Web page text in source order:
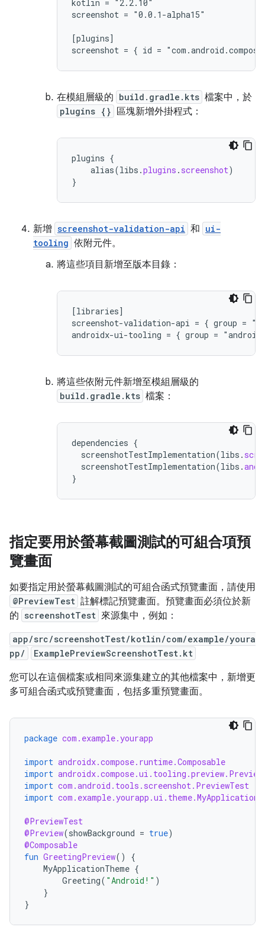
kotlin = "2.2.10"
screenshot = "0.0.1-alpha15"
[plugins]
在模組層級的 build.gradle.kts 檔案中，於
plugins {} 區塊新增外掛程式：
plugins {
alias(libs .plugins . screenshot)
}
新增 screenshot-validation-api 和 ui-
tooling 依附元件。
將這些項目新增至版本目錄：
[libraries]
screenshot-validation-api = { group =
將這些依附元件新增至模組層級的
build.gradle.kts 檔案：
dependencies {
screenshotTestImplementation(libs .
screenshotTestImplementation(libs .
}
指定要用於螢幕截圖測試的可組合項預
覽畫面
如要指定用於螢幕截圖測試的可組合函式預覽畫面，請使用
@PreviewTest 註解標記預覽畫面。預覽畫面必須位於新
的 screenshotTest 來源集中，例如：
app/src/screenshotTest/kotlin/com/example/youra
pp/
ExamplePreviewScreenshotTest.kt
您可以在這個檔案或相同來源集建立的其他檔案中，新增更
多可組合函式或預覽畫面，包括多重預覽畫面。
package com.example.yourapp
import androidx.compose.runtime.Composable
import androidx.compose.ui.tooling.preview.Preview
import com.android.tools.screenshot.PreviewTest
import
@PreviewTest
@Preview(showBackground = true)
@Composable
fun GreetingPreview()
{
MyApplicationTheme {
Greeting( "Android!" )
}
}